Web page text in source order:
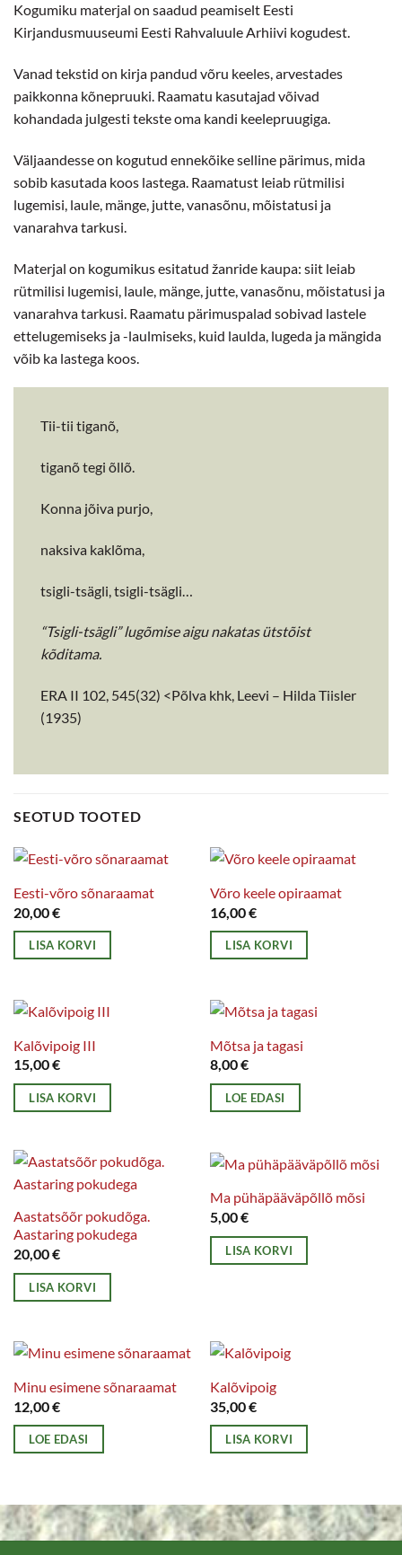
Kogumiku materjal on saadud peamiselt Eesti
Kirjandusmuuseumi Eesti Rahvaluule Arhiivi kogudest.
Vanad tekstid on kirja pandud võru keeles, arvestades
paikkonna kõnepruuki. Raamatu kasutajad võivad
kohandada julgesti tekste oma kandi keelepruugiga.
Väljaandesse on kogutud ennekõike selline pärimus, mida
sobib kasutada koos lastega. Raamatust leiab rütmilisi
lugemisi, laule, mänge, jutte, vanasõnu, mõistatusi ja
vanarahva tarkusi.
Materjal on kogumikus esitatud žanride kaupa: siit leiab
rütmilisi lugemisi, laule, mänge, jutte, vanasõnu, mõistatusi ja
vanarahva tarkusi. Raamatu pärimuspalad sobivad lastele
ettelugemiseks ja -laulmiseks, kuid laulda, lugeda ja mängida
võib ka lastega koos.
Tii-tii tiganõ,
tiganõ tegi õllõ.
Konna jõiva purjo,
naksiva kaklõma,
tsigli-tsägli, tsigli-tsägli…
“Tsigli-tsägli” lugõmise aigu nakatas ütstõist
kõditama.
ERA II 102, 545(32) <Põlva khk, Leevi – Hilda Tiisler
(1935)
SEOTUD TOOTED
Eesti-võro sõnaraamat
20,00€
LISA KORVI
Võro keele opiraamat
16,00€
LISA KORVI
Kalõvipoig III
15,00€
LISA KORVI
Mõtsa ja tagasi
8,00€
LOE EDASI
Aastatsõõr pokudõga.
Aastaring pokudega
20,00€
LISA KORVI
Ma pühäpääväpõllõ mõsi
5,00€
LISA KORVI
Minu esimene sõnaraamat
12,00€
LOE EDASI
Kalõvipoig
35,00€
LISA KORVI